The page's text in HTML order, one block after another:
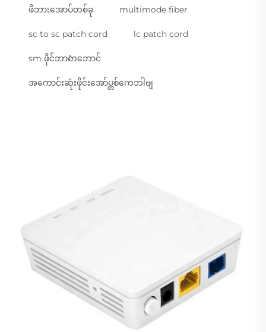
ဖိဘားအောပ်တစ်ခု multimode fiber
sc to sc patch cord lc patch cord
sm ဖိုင်ဘာကেဘောင်
အကောင်းဆုံးဖိုင်းအော်ပ္တစ်ကေဘါဗျ